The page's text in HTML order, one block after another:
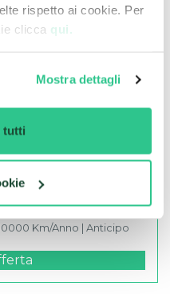
rispetto ai cookie. Per
clicca qui.
Mostra dettagli
tutti
fisso.
ora il tuo
a Lungo
Km/Anno | Anticipo